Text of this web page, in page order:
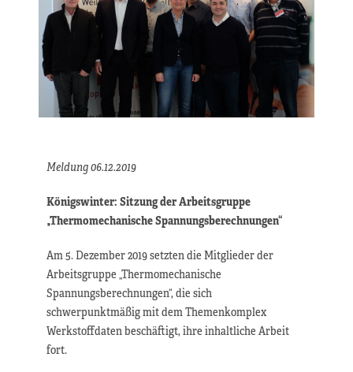
Meldung 06.12.2019
Königswinter: Sitzung der Arbeitsgruppe
„Thermomechanische Spannungsberechnungen“
Am 5. Dezember 2019 setzten die Mitglieder der
Arbeitsgruppe „Thermomechanische
Spannungsberechnungen“, die sich
schwerpunktmäßig mit dem Themenkomplex
Werkstoffdaten beschäftigt, ihre inhaltliche Arbeit
fort.